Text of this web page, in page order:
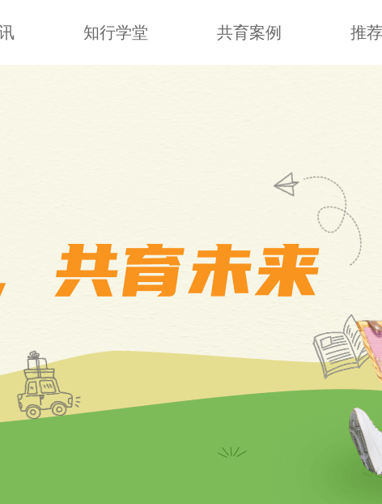
知行学堂 共育案例 推